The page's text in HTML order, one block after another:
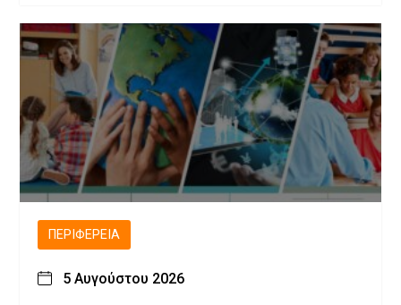
ΠΕΡΙΦΈΡΕΙΑ
5 Αυγούστου 2026